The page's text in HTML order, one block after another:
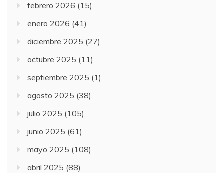
febrero 2026 (15)
enero 2026 (41)
diciembre 2025 (27)
octubre 2025 (11)
septiembre 2025 (1)
agosto 2025 (38)
julio 2025 (105)
junio 2025 (61)
mayo 2025 (108)
abril 2025 (88)